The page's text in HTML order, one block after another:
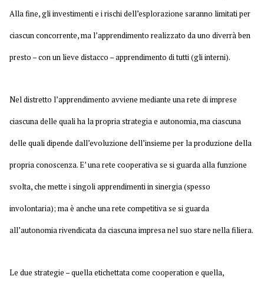
Alla fine, gli investimenti e i rischi dell’esplorazione saranno limitati per
ciascun concorrente, ma l’apprendimento realizzato da uno diverrà ben
presto – con un lieve distacco – apprendimento di tutti (gli interni).
Nel distretto l’apprendimento avviene mediante una rete di imprese
ciascuna delle quali ha la propria strategia e autonomia, ma ciascuna
delle quali dipende dall’evoluzione dell’insieme per la produzione della
propria conoscenza. E’ una rete cooperativa se si guarda alla funzione
svolta, che mette i singoli apprendimenti in sinergia (spesso
involontaria); ma è anche una rete competitiva se si guarda
all’autonomia rivendicata da ciascuna impresa nel suo stare nella filiera.
Le due strategie – quella etichettata come cooperation e quella,